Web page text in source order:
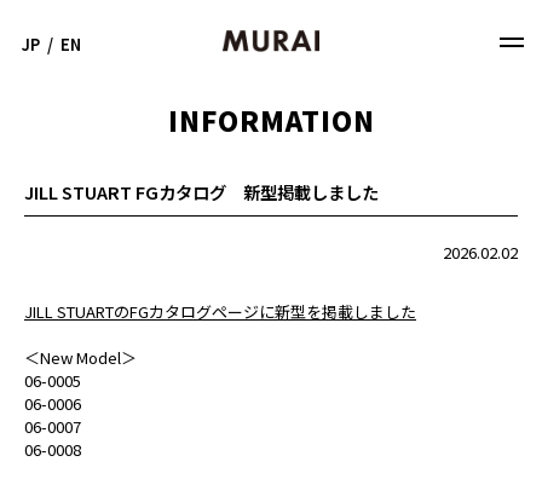
JP / EN
INFORMATION
JILL STUART FGカタログ 新型掲載しました
2026.02.02
JILL STUARTのFGカタログページに新型を掲載しました
＜New Model＞
06-0005
06-0006
06-0007
06-0008